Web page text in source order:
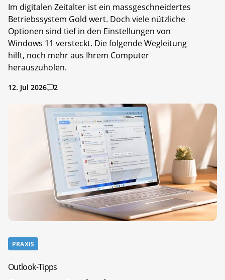
Im digitalen Zeitalter ist ein massgeschneidertes
Betriebssystem Gold wert. Doch viele nützliche
Optionen sind tief in den Einstellungen von
Windows 11 versteckt. Die folgende Wegleitung
hilft, noch mehr aus Ihrem Computer
herauszuholen.
12. Jul 2026 2
PRAXIS
Outlook-Tipps